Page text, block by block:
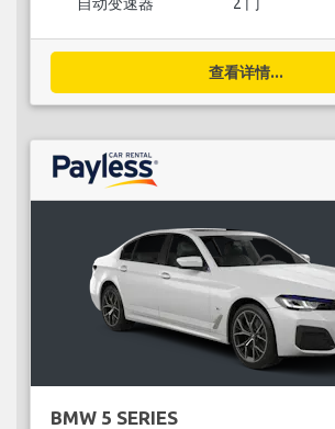
查看详情...
BMW 5 SERIES